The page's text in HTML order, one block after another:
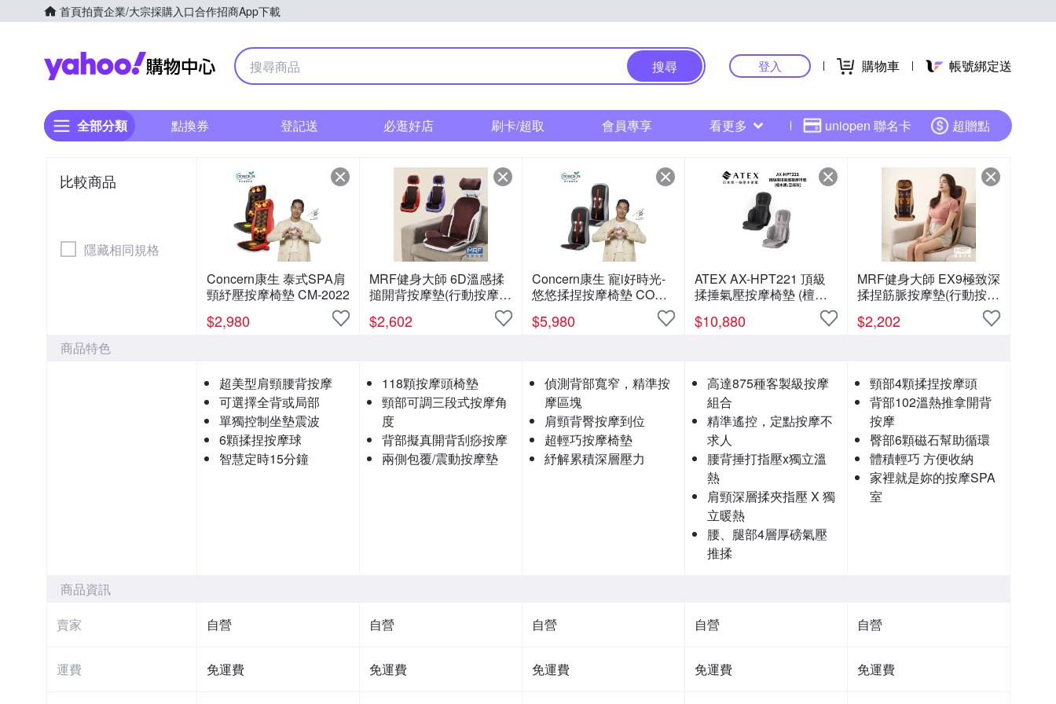
首頁拍賣企業/大宗採購入口合作招商App下載
Yahoo購物中心
搜尋 登入 購物車 帳號綁定送
全部分類 點換券 登記送 必逛好店 刷卡/超取 會員專享 看更多 uniopen 聯名卡 超贈點
比較商品
隱藏相同規格
Concern康生 泰式SPA肩
頸紓壓按摩椅墊 CM-2022
$2,980
MRF健身大師 6D溫感揉
搥開背按摩墊(行動按摩
$2,602
Concern康生 寵i好時光-
悠悠揉捏按摩椅墊 CON-
$5,980
ATEX AX-HPT221 頂級
揉捶氣壓按摩椅墊 (檀木
$10,880
MRF健身大師 EX9極致深
揉捏筋脈按摩墊(行動按摩
$2,202
商品特色
超美型肩頸腰背按摩
可選擇全背或局部
單獨控制坐墊震波
6顆揉捏按摩球
智慧定時15分鐘
118顆按摩頭椅墊
頸部可調三段式按摩角
度
背部擬真開背刮痧按摩
兩側包覆/震動按摩墊
偵測背部寬窄，精準按
摩區塊
肩頸背臀按摩到位
超輕巧按摩椅墊
紓解累積深層壓力
高達875種客製級按摩
組合
精準遙控，定點按摩不
求人
腰背捶打指壓x獨立溫
熱
肩頸深層揉夾指壓 X 獨
立暖熱
腰、腿部4層厚磅氣壓
推揉
頸部4顆揉捏按摩頭
背部102溫熱推拿開背
按摩
臀部6顆磁石幫助循環
體積輕巧 方便收納
家裡就是妳的按摩SPA
室
商品資訊
賣家
自營 自營 自營 自營 自營
運費 免運費 免運費 免運費 免運費 免運費